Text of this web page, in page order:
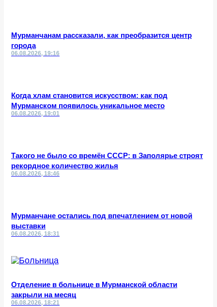
Мурманчанам рассказали, как преобразится центр
города
06.08.2026, 19:16
Когда хлам становится искусством: как под
Мурманском появилось уникальное место
06.08.2026, 19:01
Такого не было со времён СССР: в Заполярье строят
рекордное количество жилья
06.08.2026, 18:46
Мурманчане остались под впечатлением от новой
выставки
06.08.2026, 18:31
Отделение в больнице в Мурманской области
закрыли на месяц
06.08.2026, 18:21